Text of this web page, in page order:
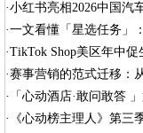
·小红书亮相2026中国汽
·一文看懂「星选任务」
·TikTok Shop美区年中
·赛事营销的范式迁移：
·
「心动酒店·敢问敢答
·
《心动榜主理人》第三